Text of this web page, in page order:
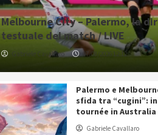
Melbourne City – Palermo, la
testuale del match / LIVE
Gabriele Cavallaro 07/08/2026 12:12
Palermo e
sfida tra “cugini”:
tournée in Australia
Gabriele Cavallaro